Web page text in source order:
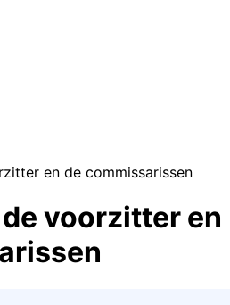
en de commissarissen
voorzitter en